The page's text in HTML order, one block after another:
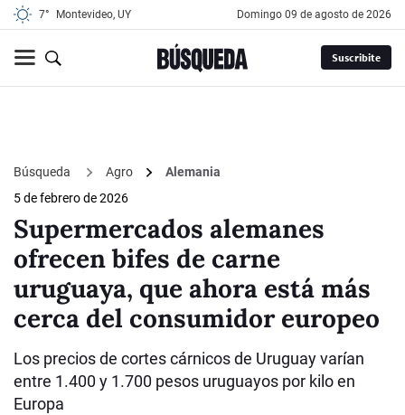
7° Montevideo, UY domingo 09 de agosto de 2026
Suscribite
Búsqueda Agro
Alemania
5 de febrero de 2026
Supermercados alemanes
ofrecen bifes de carne
uruguaya, que ahora está más
cerca del consumidor europeo
Los precios de cortes cárnicos de Uruguay varían
entre 1.400 y 1.700 pesos uruguayos por kilo en
Europa